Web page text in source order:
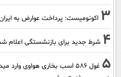
3 اکونومیست: پرداخت عوارض به
4 شرط جدید برای بازنشستگی اعلام
5